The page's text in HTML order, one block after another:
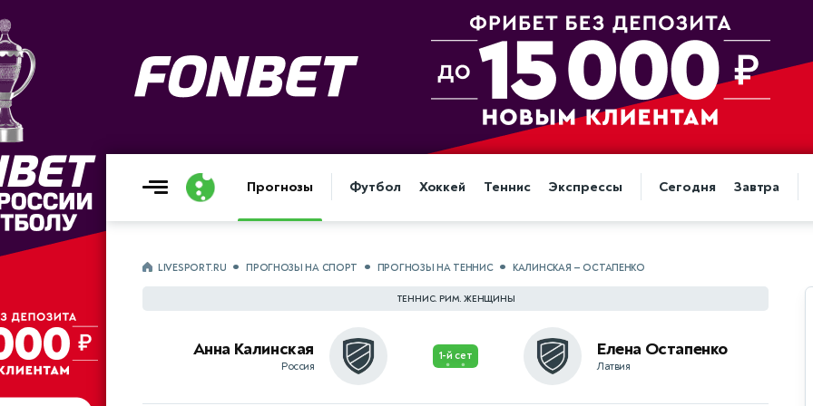
Прогнозы Футбол Хоккей Теннис Экспрессы Сегодня Завтра
LIVESPORT.RU ПРОГНОЗЫ НА СПОРТ ПРОГНОЗЫ НА ТЕННИС КАЛИНСКАЯ — ОСТАПЕНКО
ТЕННИС. РИМ. ЖЕНЩИНЫ
Анна Калинская
Россия
1-й сет Елена Остапенко
Латвия